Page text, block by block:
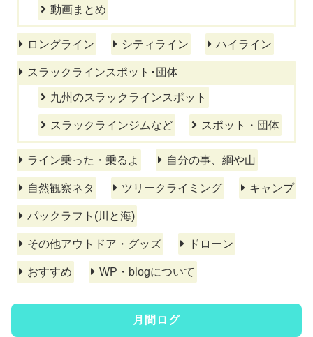
動画まとめ
ロングライン シティライン ハイライン
スラックラインスポット･団体
九州のスラックラインスポット
スラックラインジムなど スポット・団体
ライン乗った・乗るよ 自分の事、綱や山
自然観察ネタ ツリークライミング キャンプ
パックラフト(川と海)
その他アウトドア・グッズ ドローン
おすすめ WP・blogについて
月間ログ